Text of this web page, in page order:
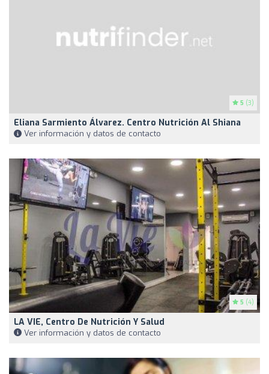
5 (3)
Eliana Sarmiento Álvarez. Centro Nutrición Al Shiana
Ver información y datos de contacto
5 (4)
LA VIE, Centro De Nutrición Y Salud
Ver información y datos de contacto